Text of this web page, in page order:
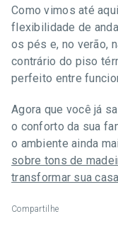
Como vimos até
flexibilidade de
os pés e, no verão,
contrário do piso
perfeito entre
Agora que você já
o conforto da sua
o ambiente ainda
sobre tons de
transformar sua casa
Compartilhe